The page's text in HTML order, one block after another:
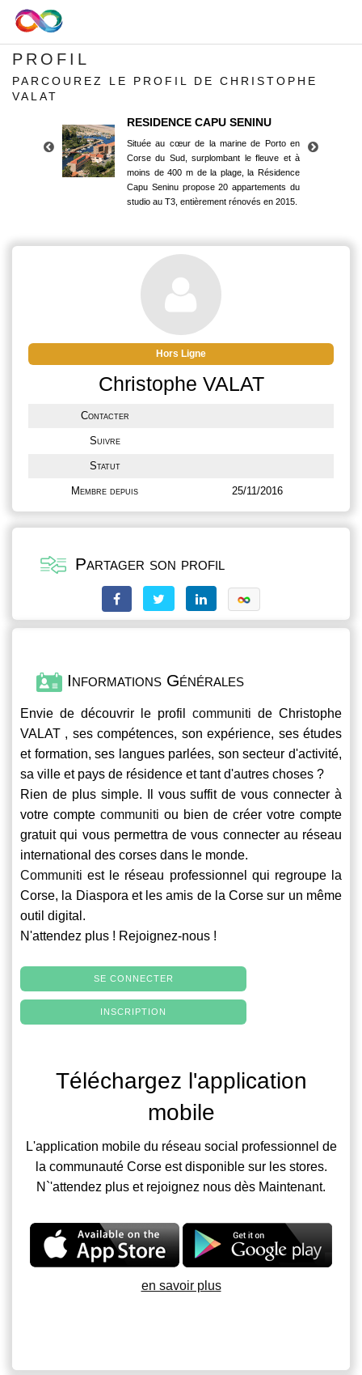
PROFIL
PARCOUREZ LE PROFIL DE CHRISTOPHE
VALAT
RESIDENCE CAPU SENINU
Située au cœur de la marine de Porto en
Corse du Sud, surplombant le fleuve et à
moins de 400 m de la plage, la Résidence
Capu Seninu propose 20 appartements du
studio au T3, entièrement rénovés en 2015.
Corse du Sud, surplombant le fleuve et à
moins de 400 m de la plage, la Résidence
Capu Seninu propose 20 appartements du
studio au T3, entièrement rénovés en 2015.
Hors Ligne
Christophe VALAT
Contacter
Suivre
Statut
Membre depuis 25/11/2016
Partager son profil
Informations Générales
Envie de découvrir le profil communiti de Christophe
VALAT , ses compétences, son expérience, ses études
et formation, ses langues parlées, son secteur d'activité,
sa ville et pays de résidence et tant d'autres choses ?
Rien de plus simple. Il vous suffit de vous connecter à
votre compte communiti ou bien de créer votre compte
gratuit qui vous permettra de vous connecter au réseau
international des corses dans le monde.
Communiti est le réseau professionnel qui regroupe la
Corse, la Diaspora et les amis de la Corse sur un même
outil digital.
N'attendez plus ! Rejoignez-nous !
SE CONNECTER
INSCRIPTION
Téléchargez l'application
mobile
L'application mobile du réseau social professionnel de
la communauté Corse est disponible sur les stores.
N`'attendez plus et rejoignez nous dès Maintenant.
en savoir plus